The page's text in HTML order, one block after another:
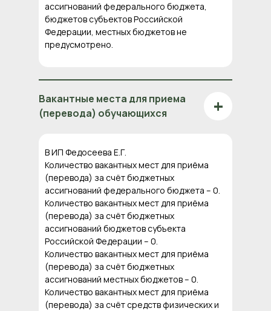
ассигнований федерального бюджета,
бюджетов субъектов Российской
Федерации, местных бюджетов не
предусмотрено.
Вакантные места для приема
(перевода) обучающихся
+
В ИП Федосеева Е.Г.
Количество вакантных мест для приёма
(перевода) за счёт бюджетных
ассигнований федерального бюджета – 0.
Количество вакантных мест для приёма
(перевода) за счёт бюджетных
ассигнований бюджетов субъекта
Российской Федерации – 0.
Количество вакантных мест для приёма
(перевода) за счёт бюджетных
ассигнований местных бюджетов – 0.
Количество вакантных мест для приёма
(перевода) за счёт средств физических и